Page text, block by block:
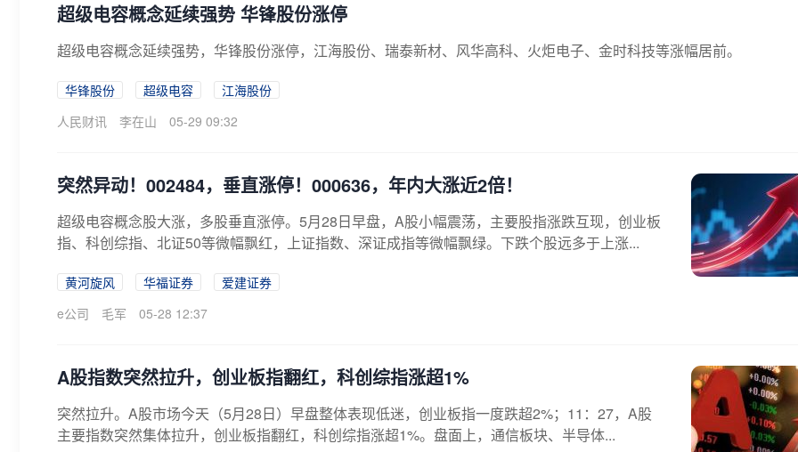
超级电容概念延续强势 华锋股份涨停
超级电容概念延续强势，华锋股份涨停，江海股份、瑞泰新材、风华高科、火炬电子、金时科技等涨幅居前。
华锋股份 超级电容
江海股份
人民财讯
李在山 05-29 09:32
突然异动！002484，垂直涨停！000636，年内大涨近2倍！
超级电容概念股大涨，多股垂直涨停。5月28日早盘，A股小幅震荡，主要股指涨跌互现，创业板
指、科创综指、北证50等微幅飘红，上证指数、深证成指等微幅飘绿。下跌个股远多于上涨...
黄河旋风 华福证券
爱建证券
e公司
毛军 05-28 12:37
A股指数突然拉升，创业板指翻红，科创综指涨超1%
突然拉升。A股市场今天（5月28日）早盘整体表现低迷，创业板指一度跌超2%；11：27，A股
主要指数突然集体拉升，创业板指翻红，科创综指涨超1%。盘面上，通信板块、半导体...